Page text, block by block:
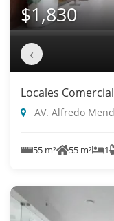
$1,830
‹
Locales
AV. Alfredo
55 m² 55 m² 1